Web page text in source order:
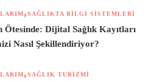
SAĞLIKTA BILGI SISTEMLERI
Ötesinde: Dijital Sağlık Kayıtları
Nasıl Şekillendiriyor?
SAĞLIK TURIZMI